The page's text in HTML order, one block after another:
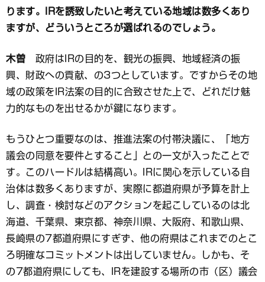
ります。IRを誘致したいと考えている地域は数多くあり
ますが、どういうところが選ばれるのでしょう。
木曽 政府はIRの目的を、観光の振興、地域経済の振
興、財政への貢献、の3つとしています。ですからその地
域の政策をIR法案の目的に合致させた上で、どれだけ魅
力的なものを出せるかが鍵になります。
もうひとつ重要なのは、推進法案の付帯決議に、「地方
議会の同意を要件とすること」との一文が入ったことで
す。このハードルは結構高い。IRに関心を示している自
治体は数多くありますが、実際に都道府県が予算を計上
し、調査・検討などのアクションを起こしているのは北
海道、千葉県、東京都、神奈川県、大阪府、和歌山県、
長崎県の7都道府県にすぎず、他の府県はこれまでのとこ
ろ明確なコミットメントは出していません。しかも、そ
の7都道府県にしても、IRを建設する場所の市（区）議会